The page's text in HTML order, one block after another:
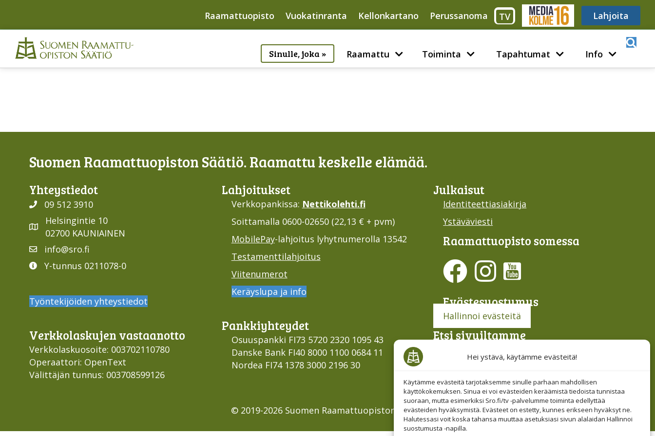
Hei ystävä, käytämme evästeitä!
Käytämme evästeitä tarjotaksemme sinulle parhaan mahdollisen
käyttökokemuksen. Sinua ei voi evästeiden keräämistä tiedoista tunnistaa
suoraan, mutta esimerkiksi Sro.fi/tv -palvelumme toiminta edellyttää
evästeiden hyväksymistä. Evästeet on estetty, kunnes erikseen hyväksyt ne.
Halutessasi voit koska tahansa muuttaa asetuksiasi sivun alalaidan Hallinnoi
suostumusta -napilla.
Raamattuopisto Vuokatinranta Kellonkartano Perussanoma TV Media316 Lahjoita
Sinulle, joka » Raamattu Toiminta Tapahtumat Info
Suomen Raamattuopiston Säätiö. Raamattu keskelle elämää.
Yhteys­tiedot
09 512 3910
Helsingintie 10
02700 KAUNIAINEN
info@sro.fi
Y-tunnus 0211078-0
Työntekijöiden yhteystiedot
Verkko­laskujen vastaan­otto
Verkkolaskuosoite: 003702110780
Operaattori: OpenText
Välittäjän tunnus: 003708599126
Lahjoi­tukset
Verkkopankissa: Nettikolehti.fi
Soittamalla 0600-02650 (22,13 € + pvm)
MobilePay-lahjoitus lyhytnumerolla 13542
Testamenttilahjoitus
Viitenumerot
Keräyslupa ja info
Pankki­yhteydet
Osuuspankki FI73 5720 2320 1095 43
Danske Bank FI40 8000 1100 0684 11
Nordea FI74 1378 3000 2196 30
Julkaisut
Identiteettiasiakirja
Ystäväviesti
Raamattu­opisto somessa
Evästesuostumus
Hallinnoi evästeitä
Etsi sivuiltamme
© 2019-2026 Suomen Raamattuopiston Säätiö